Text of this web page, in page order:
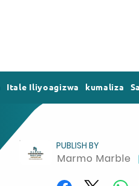
Itale Iliyoagizwa kumaliza
Marmo Marble
PUBLISH BY